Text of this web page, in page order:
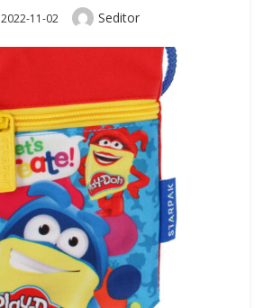
Posted
2022-11-02 Author
Seditor